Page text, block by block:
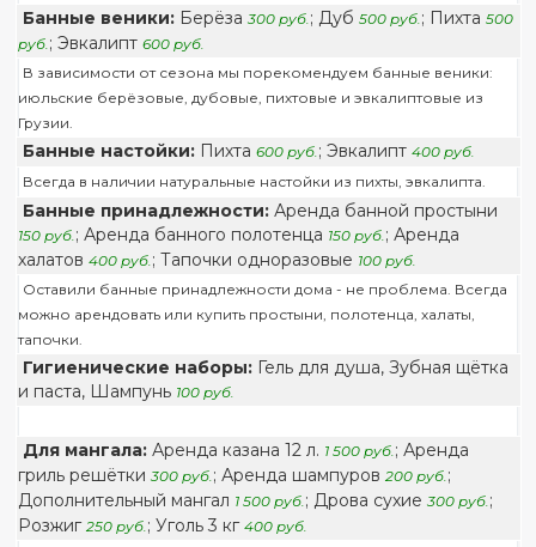
Банные веники:Берёза 300 руб.; Дуб 500 руб.; Пихта 500
руб.; Эвкалипт 600 руб.
В зависимости от сезона мы порекомендуем банные веники:
июльские берёзовые, дубовые, пихтовые и эвкалиптовые из
Грузии.
Банные настойки:Пихта 600 руб.; Эвкалипт 400 руб.
Всегда в наличии натуральные настойки из пихты, эвкалипта.
Банные принадлежности:Аренда банной простыни
150 руб.; Аренда банного полотенца 150 руб.; Аренда
халатов 400 руб.; Тапочки одноразовые 100 руб.
Оставили банные принадлежности дома - не проблема. Всегда
можно арендовать или купить простыни, полотенца, халаты,
тапочки.
Гигиенические наборы:Гель для душа, Зубная щётка
и паста, Шампунь 100 руб.
Для мангала:Аренда казана 12 л. 1 500 руб.; Аренда
гриль решётки 300 руб.; Аренда шампуров 200 руб.;
Дополнительный мангал 1 500 руб.; Дрова сухие 300 руб.;
Розжиг 250 руб.; Уголь 3 кг 400 руб.